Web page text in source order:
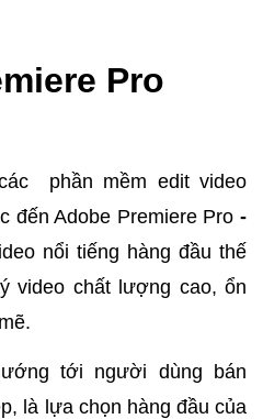
Pro
phần mềm edit video
đến Adobe Premiere Pro -
nổi tiếng hàng đầu thế
video chất lượng cao, ổn
tới người dùng bán
là lựa chọn hàng đầu của